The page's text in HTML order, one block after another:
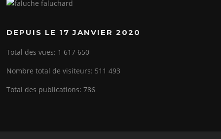
DEPUIS LE 17 JANVIER 2020
Total des vues: 1 617 650
Nombre total de visiteurs: 511 493
Total des publications:786